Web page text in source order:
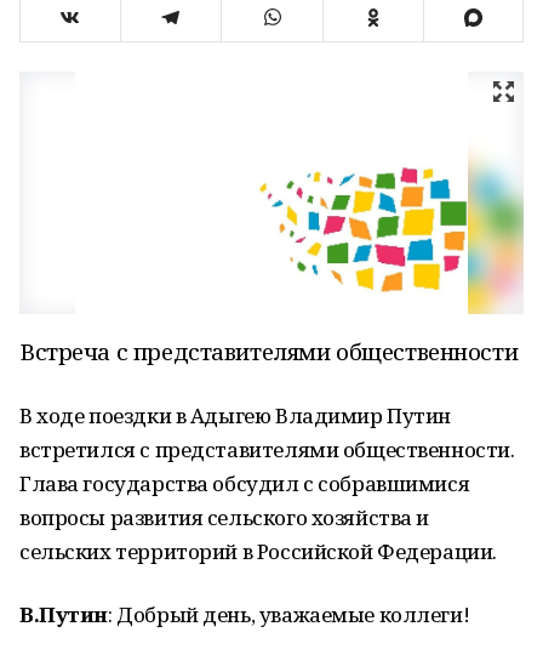
Встреча с представителями общественности
В ходе поездки в Адыгею Владимир Путин
встретился с представителями общественности.
Глава государства обсудил с собравшимися
вопросы развития сельского хозяйства и
сельских территорий в Российской Федерации.
В.Путин: Добрый день, уважаемые коллеги!